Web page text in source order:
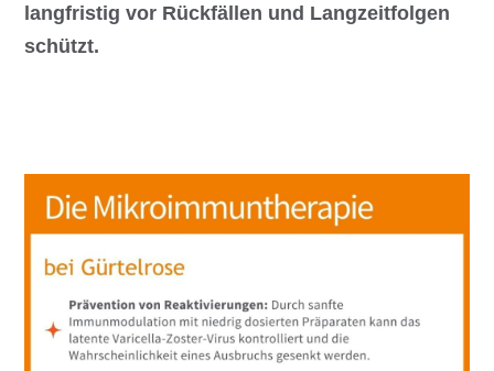
langfristig vor Rückfällen und Langzeitfolgen
schützt.